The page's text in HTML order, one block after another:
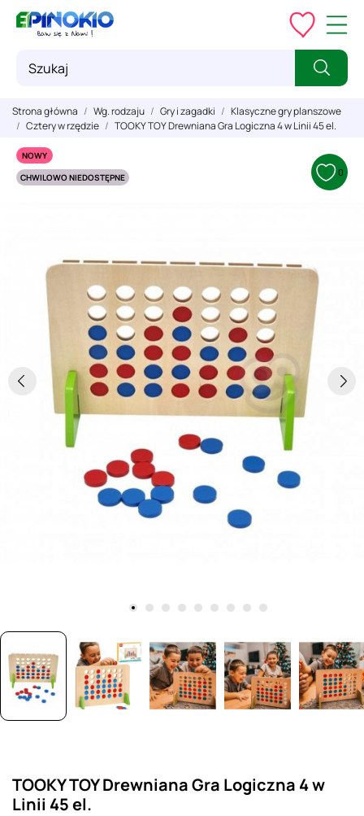
Strona główna Wg. rodzaju Gry i zagadki
Klasyczne gry planszowe
Cztery w rzędzie
TOOKY TOY Drewniana Gra Logiczna 4 w Linii 45 el.
NOWY
CHWILOWO NIEDOSTĘPNE
0
TOOKY TOY Drewniana Gra Logiczna 4 w
Linii 45 el.